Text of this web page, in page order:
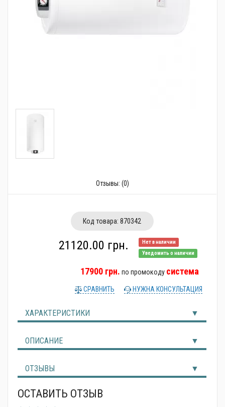
Отзывы: (0)
Код товара: 870342
Нет в наличии
Уведомить о наличии
21120.00 грн.
17900 грн. по промокоду система
СРАВНИТЬ НУЖНА КОНСУЛЬТАЦИЯ
ХАРАКТЕРИСТИКИ
ОПИСАНИЕ
ОТЗЫВЫ
ОСТАВИТЬ ОТЗЫВ
Трубопроводная арматура
Фильтры